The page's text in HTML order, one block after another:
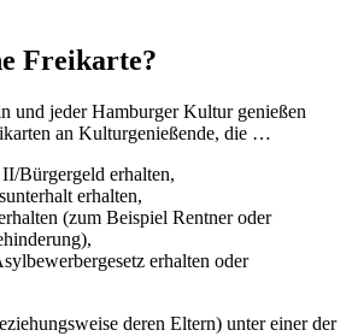
Freikarte?
und jeder Hamburger Kultur genießen
an Kulturgenießende, die …
Bürgergeld erhalten,
erhalten,
(zum Beispiel Rentner oder
erhalten oder
deren Eltern) unter einer der